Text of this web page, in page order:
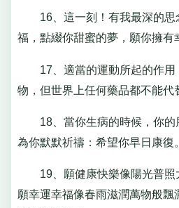
16、這一刻！有我最深的思
福，點綴你甜蜜的夢，願你擁有
17、適當的運動所起的作用
物，但世界上任何藥品都不能代
18、當你生病的時候，你的
為你默默祈禱：希望你早日康復。
19、願健康快樂像陽光普照
願幸運幸福像春雨滋潤萬物般飄